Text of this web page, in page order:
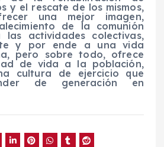
y el rescate de los mismos,
una mejor imagen,
de la comunión
las actividades colectivas,
y por ende a una vida
pero sobre todo, ofrece
de vida a la población,
cultura de ejercicio que
de generación en